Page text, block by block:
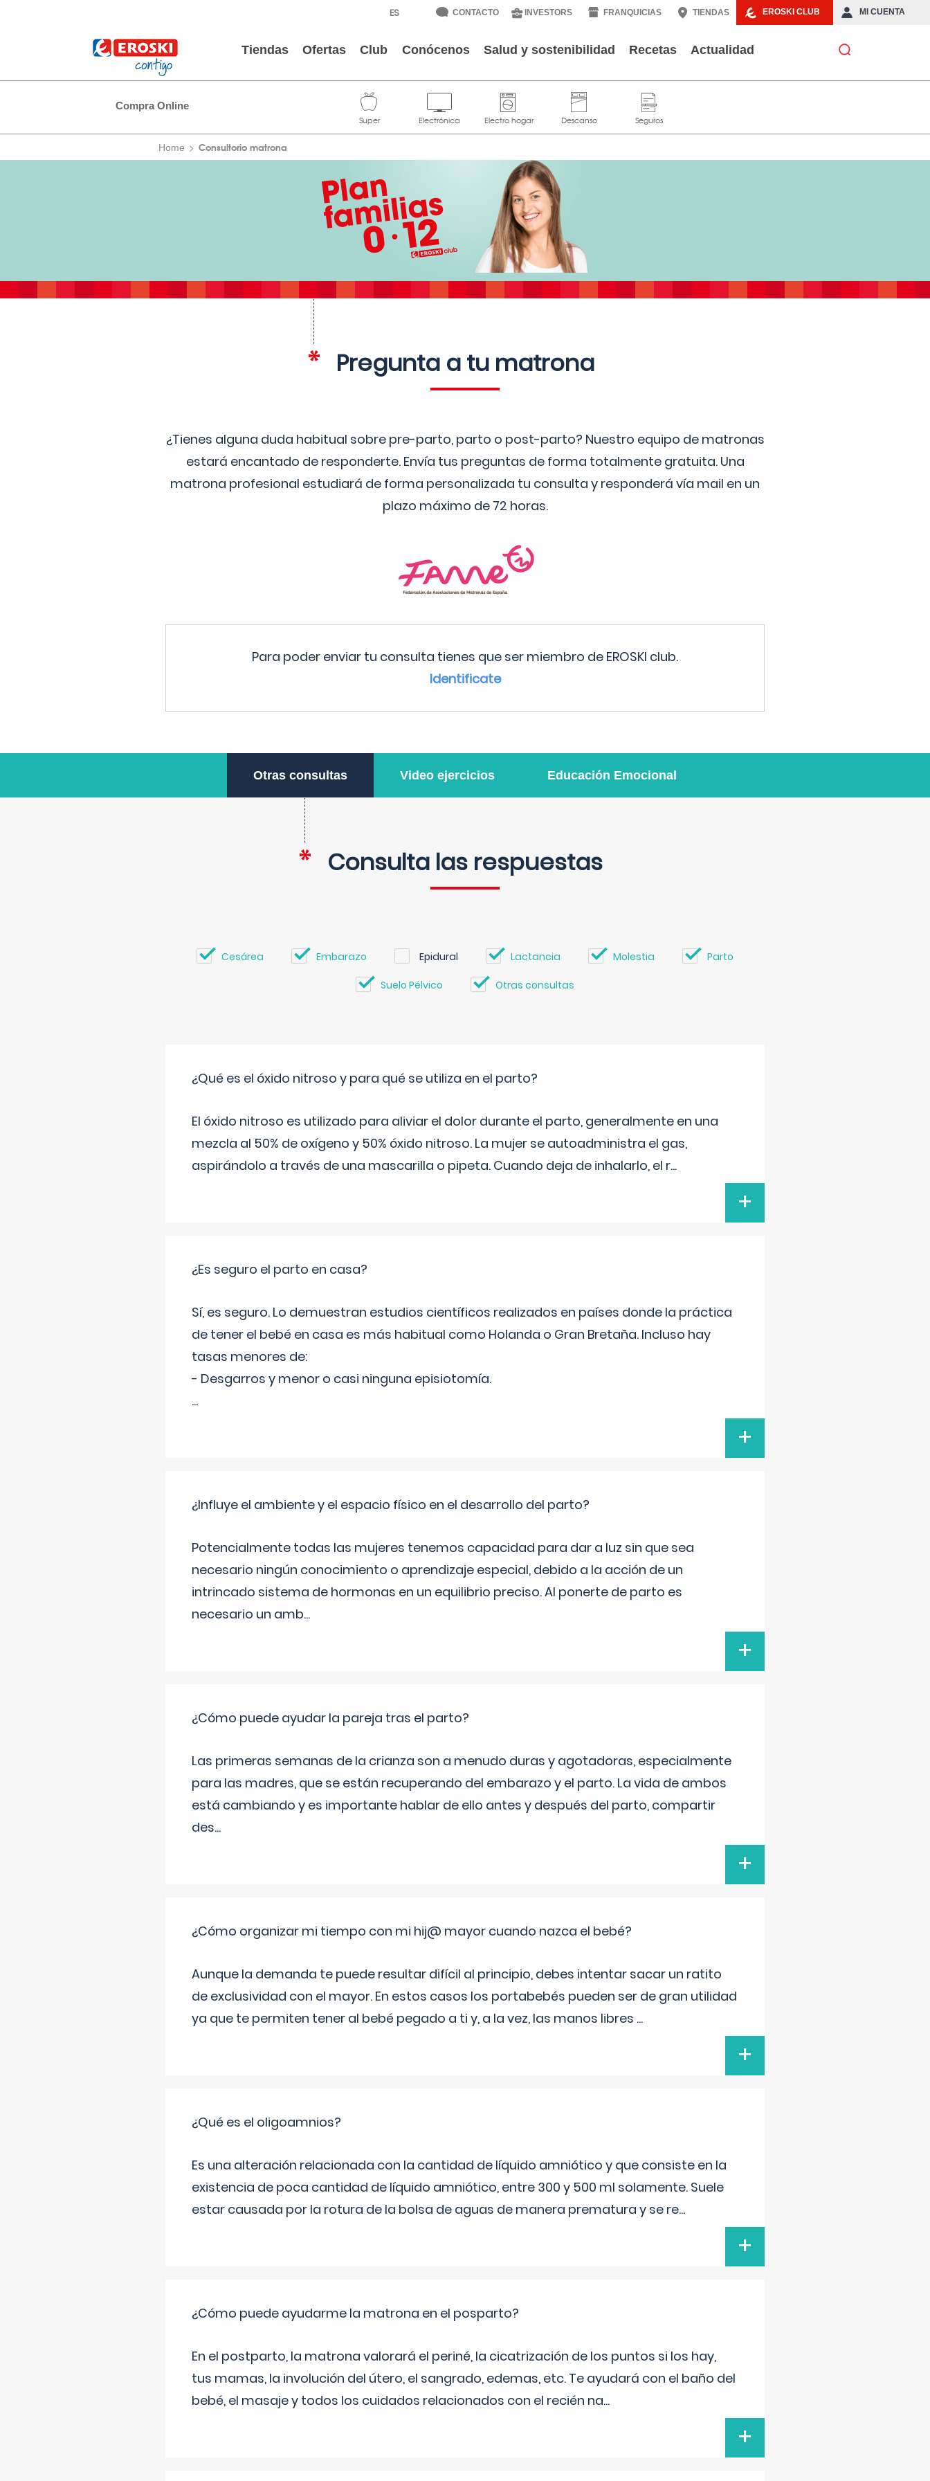
EROSKI CLUB MI CUENTA
CONTACTO INVESTORS FRANQUICIAS TIENDAS
Tiendas Ofertas Club Conócenos Salud y sostenibilidad Recetas Actualidad
Compra Online
Home Consultorio matrona
Pregunta a tu matrona
¿Tienes alguna duda habitual sobre pre-parto, parto o post-parto? Nuestro equipo de matronas
estará encantado de responderte. Envía tus preguntas de forma totalmente gratuita. Una
matrona profesional estudiará de forma personalizada tu consulta y responderá vía mail en un
plazo máximo de 72 horas.
Para poder enviar tu consulta tienes que ser miembro de EROSKI club.
Identificate
Otras consultas Video ejercicios Educación Emocional
Consulta las respuestas
Cesárea Embarazo Epidural Lactancia Molestia Parto
Suelo Pélvico Otras consultas
¿Qué es el óxido nitroso y para qué se utiliza en el parto?
El óxido nitroso es utilizado para aliviar el dolor durante el parto, generalmente en una
mezcla al 50% de oxígeno y 50% óxido nitroso. La mujer se autoadministra el gas,
aspirándolo a través de una mascarilla o pipeta. Cuando deja de inhalarlo, el r...
+
¿Es seguro el parto en casa?
Sí, es seguro. Lo demuestran estudios científicos realizados en países donde la práctica
de tener el bebé en casa es más habitual como Holanda o Gran Bretaña. Incluso hay
tasas menores de:
- Desgarros y menor o casi ninguna episiotomía.
...
+
¿Influye el ambiente y el espacio físico en el desarrollo del parto?
Potencialmente todas las mujeres tenemos capacidad para dar a luz sin que sea
necesario ningún conocimiento o aprendizaje especial, debido a la acción de un
intrincado sistema de hormonas en un equilibrio preciso. Al ponerte de parto es
necesario un amb...
+
¿Cómo puede ayudar la pareja tras el parto?
Las primeras semanas de la crianza son a menudo duras y agotadoras, especialmente
para las madres, que se están recuperando del embarazo y el parto. La vida de ambos
está cambiando y es importante hablar de ello antes y después del parto, compartir
des...
+
¿Cómo organizar mi tiempo con mi hij@ mayor cuando nazca el bebé?
Aunque la demanda te puede resultar difícil al principio, debes intentar sacar un ratito
de exclusividad con el mayor. En estos casos los portabebés pueden ser de gran utilidad
ya que te permiten tener al bebé pegado a ti y, a la vez, las manos libres ...
+
¿Qué es el oligoamnios?
Es una alteración relacionada con la cantidad de líquido amniótico y que consiste en la
existencia de poca cantidad de líquido amniótico, entre 300 y 500 ml solamente. Suele
estar causada por la rotura de la bolsa de aguas de manera prematura y se re...
+
¿Cómo puede ayudarme la matrona en el posparto?
En el postparto, la matrona valorará el periné, la cicatrización de los puntos si los hay,
tus mamas, la involución del útero, el sangrado, edemas, etc. Te ayudará con el baño del
bebé, el masaje y todos los cuidados relacionados con el recién na...
+